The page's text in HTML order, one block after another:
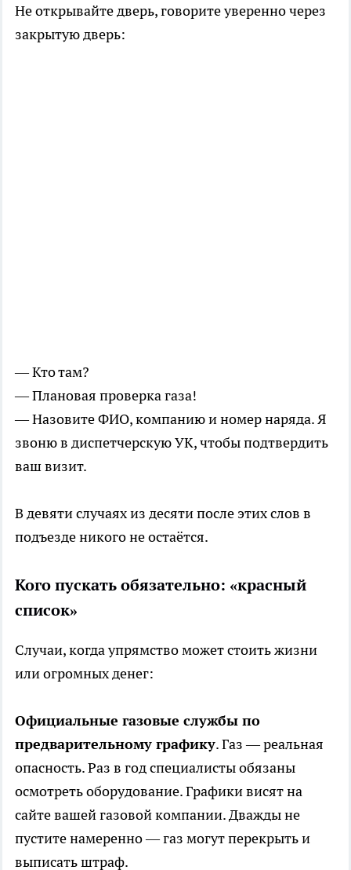
Не открывайте дверь, говорите уверенно через
закрытую дверь:
— Кто там?
— Плановая проверка газа!
— Назовите ФИО, компанию и номер наряда. Я
звоню в диспетчерскую УК, чтобы подтвердить
ваш визит.
В девяти случаях из десяти после этих слов в
подъезде никого не остаётся.
Кого пускать обязательно: «красный
список»
Случаи, когда упрямство может стоить жизни
или огромных денег:
Официальные газовые службы по
предварительному графику. Газ — реальная
опасность. Раз в год специалисты обязаны
осмотреть оборудование. Графики висят на
сайте вашей газовой компании. Дважды не
пустите намеренно — газ могут перекрыть и
выписать штраф.